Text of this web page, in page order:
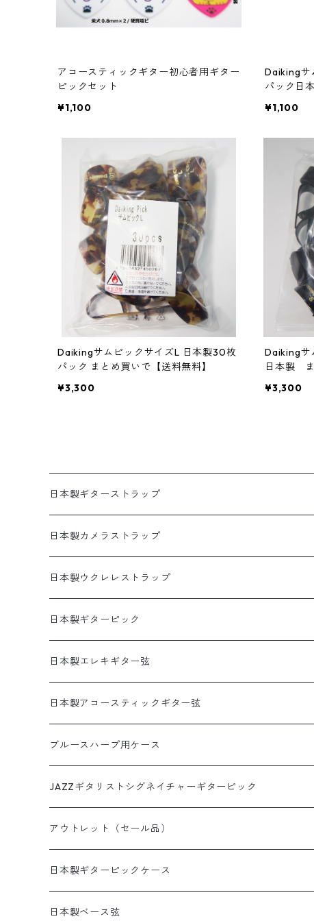
アコースティックギター初心者用ギター
ピックセット
¥1,100
Daikingサ
パック日
¥1,100
DaikingサムピックサイズL 日本製30枚
パック まとめ買いで【送料無料】
¥3,300
Daikingサ
日本製 ま
¥3,300
日本製ギターストラップ
SELECTシリーズ(織物生地)
プリント生地ギターストラップ
犬柄
猫柄
帆布ギターストラップ
無地ギターストラップ
アコギ接続用ヘッドストラップ
牛本革ギターストラップ
西陣織りシリーズ
ラインストーンシリーズ
日本製カメラストラップ
生地製カメラストラップ
猫柄カメラストラップ
花柄カメラストラップ
牛本革製カメラストラップ
日本製ウクレレストラップ
リボンレイウクレレストラップ（サウンドホール引っ掛け
両側エンドピン用ウクレレストラップ
本革ウクレレストラップ
革フックウクレレストラップ（サウンドホール引っ掛けタ
日本製ギターピック
食べ物ピック
寿司ピック
天むすピック
サムピック＆フィンガーピック
サムピック
フィンガーピック
アニマルピック
犬柄ピック
猫柄ピック
ミュージシャンピック
田辺充邦シグネイチャーピック
岡安芳明シグネイチャーピック
日本製エレキギター弦
1セット弦
DES-009(09-42)
DES-009(09-42)ピック付き
3セットパック弦
DES-309(09-42×3SET)
DES-309(09-42×3SETピック付き)
日本製アコースティックギター弦
3SETパック
ブルースハープ用ケース
JAZZギタリストシグネイチャーギターピック
田辺充邦モデル
1.2mm×10枚パック
1.5mm×10枚パック
布川俊樹モデル
岡安芳明モデル
アウトレット（セール品）
ギターストラップ
ギターペグ
日本製ギターピックケース
日本製缶ピックケース
日本製ベース弦